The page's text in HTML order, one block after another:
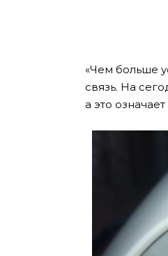
«Чем больше
связь. На
а это